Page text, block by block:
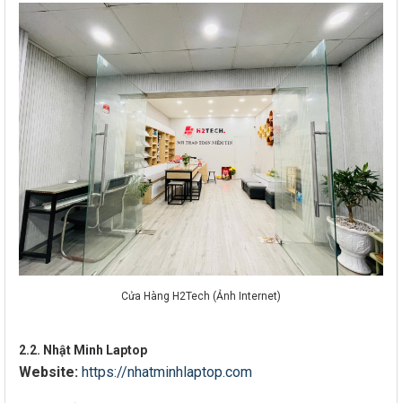
Cửa Hàng H2Tech (Ảnh Internet)
2.2. Nhật Minh Laptop
Website: https://nhatminhlaptop.com